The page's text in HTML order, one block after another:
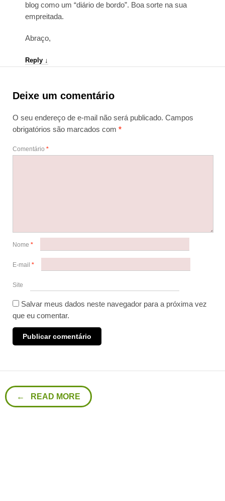
blog como um “diário de bordo”. Boa sorte na sua
empreitada.
Abraço,
Reply ↓
Deixe um comentário
O seu endereço de e-mail não será publicado. Campos
obrigatórios são marcados com *
Comentário *
Nome *
E-mail *
Site
Salvar meus dados neste navegador para a próxima vez
que eu comentar.
← READ MORE